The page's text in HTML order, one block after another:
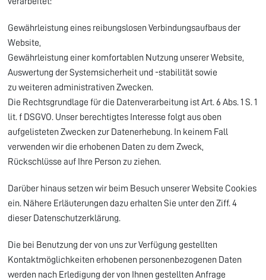
Gewährleistung eines reibungslosen Verbindungsaufbaus der
Website,
Gewährleistung einer komfortablen Nutzung unserer Website,
Auswertung der Systemsicherheit und -stabilität sowie
zu weiteren administrativen Zwecken.
Die Rechtsgrundlage für die Datenverarbeitung ist Art. 6 Abs. 1 S. 1
lit. f DSGVO. Unser berechtigtes Interesse folgt aus oben
aufgelisteten Zwecken zur Datenerhebung. In keinem Fall
verwenden wir die erhobenen Daten zu dem Zweck,
Rückschlüsse auf Ihre Person zu ziehen.
Darüber hinaus setzen wir beim Besuch unserer Website Cookies
ein. Nähere Erläuterungen dazu erhalten Sie unter den Ziff. 4
dieser Datenschutzerklärung.
Die bei Benutzung der von uns zur Verfügung gestellten
Kontaktmöglichkeiten erhobenen personenbezogenen Daten
werden nach Erledigung der von Ihnen gestellten Anfrage